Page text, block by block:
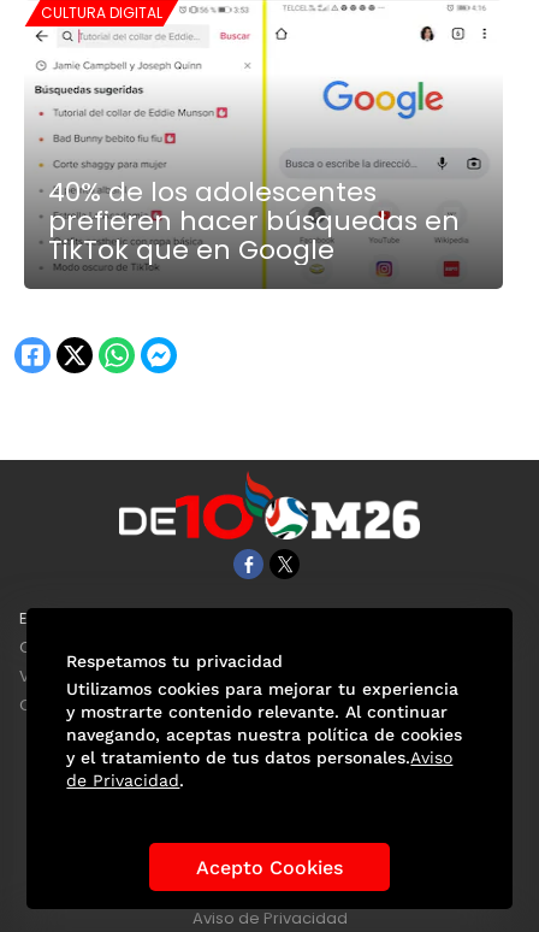
CULTURA DIGITAL
40% de los adolescentes
prefieren hacer búsquedas en
TikTok que en Google
EL UNIVERSAL
Clase
ViveUSA
Confabulario
Historia de los Mundiales Lo viral Anécdotas Mundialistas
Las Figuras Tendencias Directorio
Aviso de Privacidad
Respetamos tu privacidad
Utilizamos cookies para mejorar tu experiencia
y mostrarte contenido relevante. Al continuar
navegando, aceptas nuestra política de cookies
y el tratamiento de tus datos personales.Aviso
de Privacidad.
Acepto Cookies